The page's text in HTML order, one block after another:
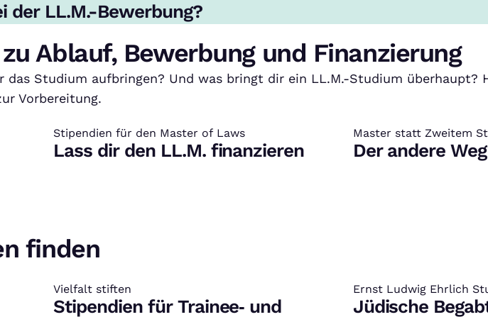
der LL.M.-Bewerbung?
Ablauf, Bewerbung und Finanzierung
das Studium aufbringen? Und was bringt dir ein LL.M.-Studium überhaupt?
Vorbereitung.
Stipendien für den Master of Laws
:
Lass dir den LL.M. finanzieren
Master statt Zweitem
:
Der andere Weg
finden
Vielfalt stiften
:
Stipendien für Trainee‑ und
Ernst Ludwig Ehrlich
:
Jüdische